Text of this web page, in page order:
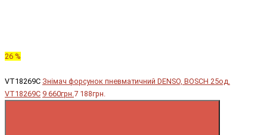
26 %
VT18269C Знімач форсунок пневматичний DENSO, BOSCH 25од.
VT18269C 9 660грн.7 188грн.